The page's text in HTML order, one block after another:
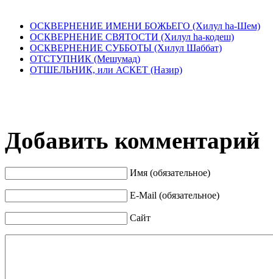
ОСКВЕРНЕНИЕ ИМЕНИ БОЖЬЕГО (Хилул hа-Шем)
ОСКВЕРНЕНИЕ СВЯТОСТИ (Хилул hа-кодеш)
ОСКВЕРНЕНИЕ СУББОТЫ (Хилул Шаббат)
ОТСТУПНИК (Мешумад)
ОТШЕЛЬНИК, или АСКЕТ (Назир)
Добавить комментарий
Имя (обязательное)
E-Mail (обязательное)
Сайт